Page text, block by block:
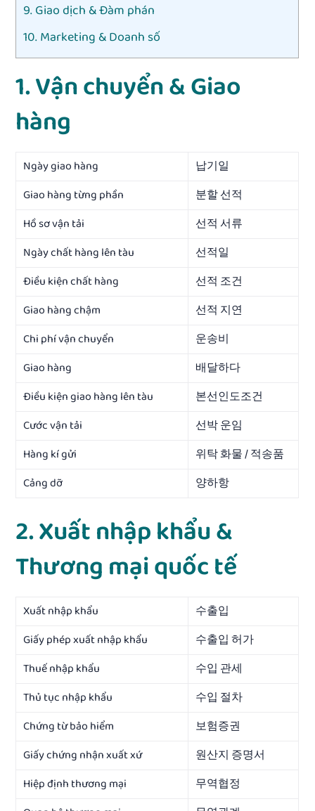
9. Giao dịch & Đàm phán
10. Marketing & Doanh số
1. Vận chuyển & Giao
hàng
Ngày giao hàng
납기일
Giao hàng từng phần
분할 선적
Hồ sơ vận tải
선적 서류
Ngày chất hàng lên tàu
선적일
Điều kiện chất hàng
선적 조건
Giao hàng chậm
선적 지연
Chi phí vận chuyển
운송비
Giao hàng
배달하다
Điều kiện giao hàng lên tàu
본선인도조건
Cước vận tải
선박 운임
Hàng kí gửi
위탁 화물 / 적송품
Cảng dỡ
양하항
2. Xuất nhập khẩu &
Thương mại quốc tế
Xuất nhập khẩu
수출입
Giấy phép xuất nhập khẩu
수출입 허가
Thuế nhập khẩu
수입 관세
Thủ tục nhập khẩu
수입 절차
Chứng từ bảo hiểm
보험증권
Giấy chứng nhận xuất xứ
원산지 증명서
Hiệp định thương mại
무역협정